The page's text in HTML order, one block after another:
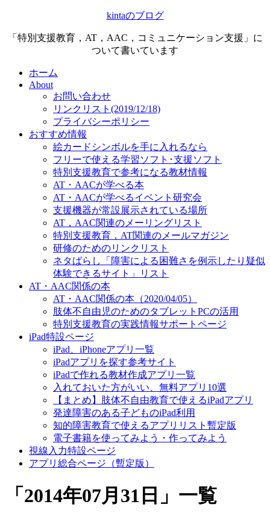
kintaのブログ
「特別支援教育，AT，AAC，コミュニケーション支援」に
ついて書いています
ホーム
About
お問い合わせ
リンクリスト(2019/12/18)
プライバシーポリシー
おすすめ情報
絵カードシンボルを手に入れるなら
フリーで使える学習ソフト･支援ソフト
特別支援教育で参考になる教材情報
AT・AACが学べる本
AT・AACが学べるイベント研究会
支援機器が常設展示されている場所
AT，AAC関連のメーリングリスト
特別支援教育，AT関連のメールマガジン
研修のためのリンクリスト
ネタばらし「障害による困難さを例示したり疑似
体験できるサイト」リスト
AT・AAC関係の本
AT・AAC関係の本（2020/04/05）
肢体不自由児のためのタブレットPCの活用
特別支援教育の実践情報サポートページ
iPad特設ページ
iPad、iPhoneアプリ一覧
iPadアプリを探す参考サイト
iPadで作れる教材作成アプリ一覧
入れておいた方がいい、無料アプリ10選
【まとめ】肢体不自由教育で使えるiPadアプリ
発達障害のある子どものiPad利用
知的障害教育で使えるアプリリスト暫定版
電子書籍を使ってみよう・作ってみよう
視線入力特設ページ
アプリ総合ページ（暫定版）
「 2014年07月31日 」 一覧